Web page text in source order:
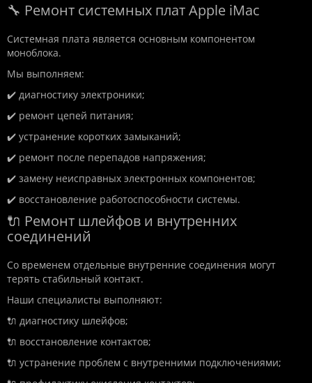
🔧 Ремонт системных плат Apple iMac
Системная плата является основным компонентом
моноблока.
Мы выполняем:
✔️ диагностику электроники;
✔️ ремонт цепей питания;
✔️ устранение коротких замыканий;
✔️ ремонт после перепадов напряжения;
✔️ замену неисправных электронных компонентов;
✔️ восстановление работоспособности системы.
🔌 Ремонт шлейфов и внутренних
соединений
Со временем отдельные внутренние соединения могут
терять стабильный контакт.
Наши специалисты выполняют:
🔌 диагностику шлейфов;
🔌 восстановление контактов;
🔌 устранение проблем с внутренними подключениями;